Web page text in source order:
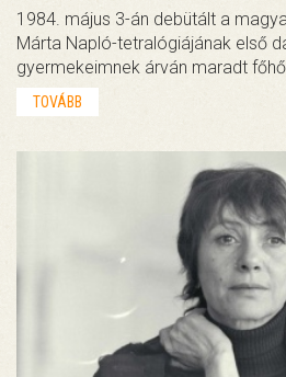
1984. május 3-án debütált a
Márta Napló-tetralógiájának első
gyermekeimnek árván maradt
TOVÁBB